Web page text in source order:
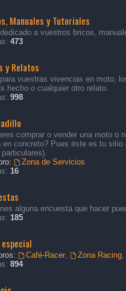
Manuales y Tutoriales
a vuestros bricos,
473
y Relatos
vuestras vivencias en moto,
hecho o cualquier otro relato.
998
comprar o vender una moto o
en concreto? Pues éste es tu sitio
particulares).
Zona de Servicios
16
alguna encuesta que hacer
185
Café-Racer, Zona Racing,
894